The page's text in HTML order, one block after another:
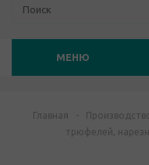
МЕНЮ
Главная -
трюфелей,